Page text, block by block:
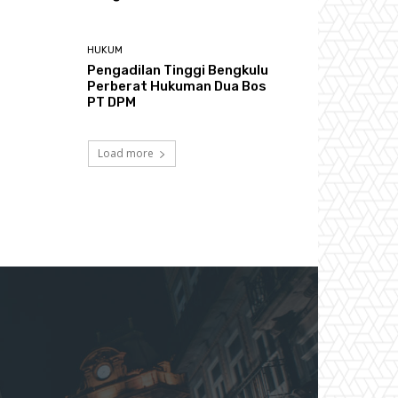
HUKUM
Pengadilan Tinggi Bengkulu
Perberat Hukuman Dua Bos
PT DPM
Load more